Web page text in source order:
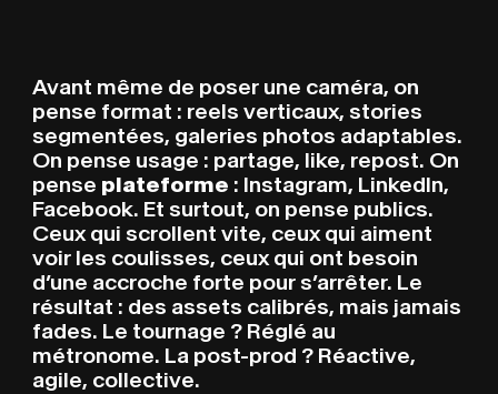
Avant même de poser une caméra, on
pense format : reels verticaux, stories
segmentées, galeries photos adaptables.
On pense usage : partage, like, repost. On
pense plateforme : Instagram, LinkedIn,
Facebook. Et surtout, on pense publics.
Ceux qui scrollent vite, ceux qui aiment
voir les coulisses, ceux qui ont besoin
d’une accroche forte pour s’arrêter. Le
résultat : des assets calibrés, mais jamais
fades. Le tournage ? Réglé au
métronome. La post-prod ? Réactive,
agile, collective.